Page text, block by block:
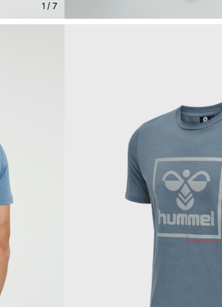
1 / 7